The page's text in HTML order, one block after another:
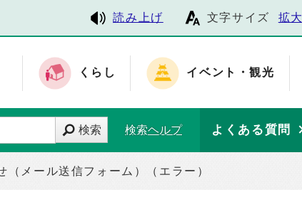
読み上げ 文字サイズ 拡大
くらし イベント・観光
検索 検索ヘルプ よくある質問
（メール送信フォーム）（エラー）